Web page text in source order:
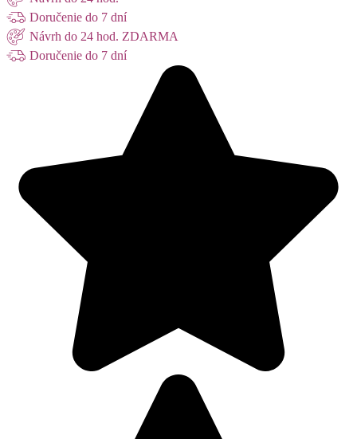
Doručenie do 7 dní
Návrh do 24 hod. ZDARMA
Doručenie do 7 dní